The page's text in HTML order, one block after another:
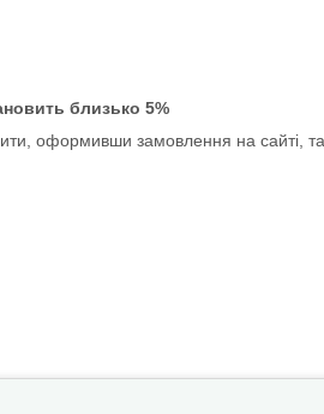
близько 5%
оформивши замовлення на сайті,